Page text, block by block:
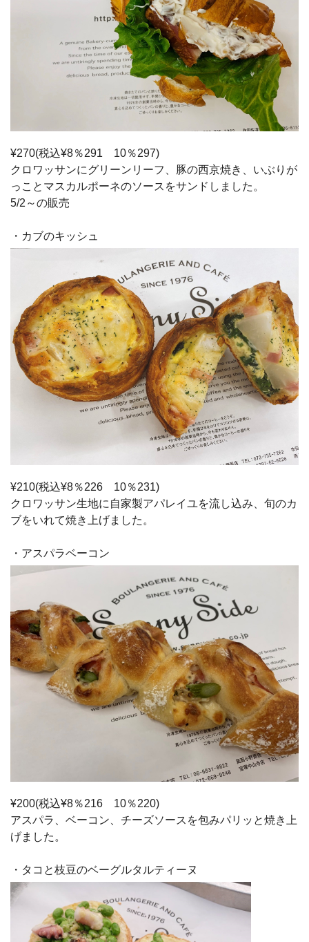
¥270(税込¥8％291 10％297)
クロワッサンにグリーンリーフ、豚の西京焼き、いぶりが
っことマスカルポーネのソースをサンドしました。
5/2～の販売
・カブのキッシュ
¥210(税込¥8％226 10％231)
クロワッサン生地に自家製アパレイユを流し込み、旬のカ
ブをいれて焼き上げました。
・アスパラベーコン
¥200(税込¥8％216 10％220)
アスパラ、ベーコン、チーズソースを包みパリッと焼き上
げました。
・タコと枝豆のベーグルタルティーヌ